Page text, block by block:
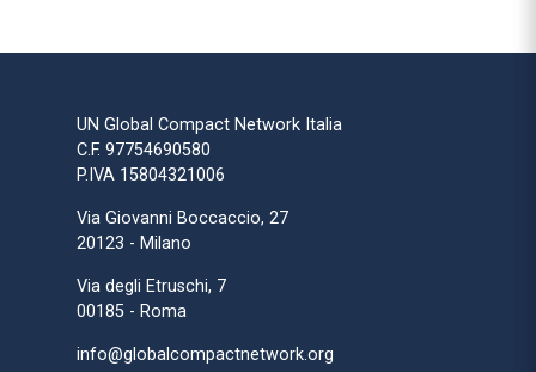
UN Global Compact Network Italia
C.F. 97754690580
P.IVA 15804321006
Via Giovanni Boccaccio, 27
20123 - Milano
Via degli Etruschi, 7
00185 - Roma
info@globalcompactnetwork.org